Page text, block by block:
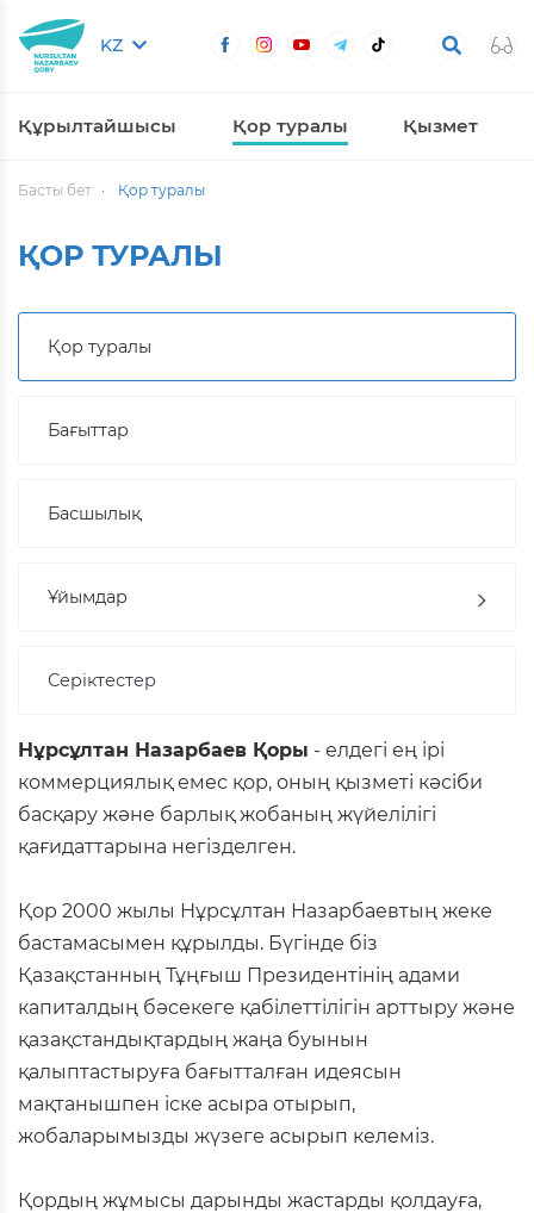
KZ
Құрылтайшысы Қор туралы Қызмет
Басты бет Қор туралы
ҚОР ТУРАЛЫ
Қор туралы
Бағыттар
Басшылық
Ұйымдар
Серіктестер
Нұрсұлтан Назарбаев Қоры - елдегі ең ірі
коммерциялық емес қор, оның қызметі кәсіби
басқару және барлық жобаның жүйелілігі
қағидаттарына негізделген.
Қор 2000 жылы Нұрсұлтан Назарбаевтың жеке
бастамасымен құрылды. Бүгінде біз
Қазақстанның Тұңғыш Президентінің адами
капиталдың бәсекеге қабілеттілігін арттыру және
қазақстандықтардың жаңа буынын
қалыптастыруға бағытталған идеясын
мақтанышпен іске асыра отырып,
жобаларымызды жүзеге асырып келеміз.
Қордың жұмысы дарынды жастарды қолдауға,